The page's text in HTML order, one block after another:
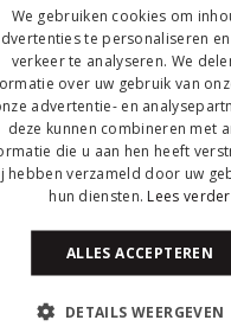
Bel ons 0180-
Spreek een medewerker
We gebruiken cookies om
te personaliseren
verkeer te analyseren. We
over uw gebruik van
advertentie- en
deze kunnen combineren met
die u aan hen heeft
hebben verzameld door uw
hun diensten. Lees verder
ALLES ACCEPTEREN
DETAILS WEERGEVEN